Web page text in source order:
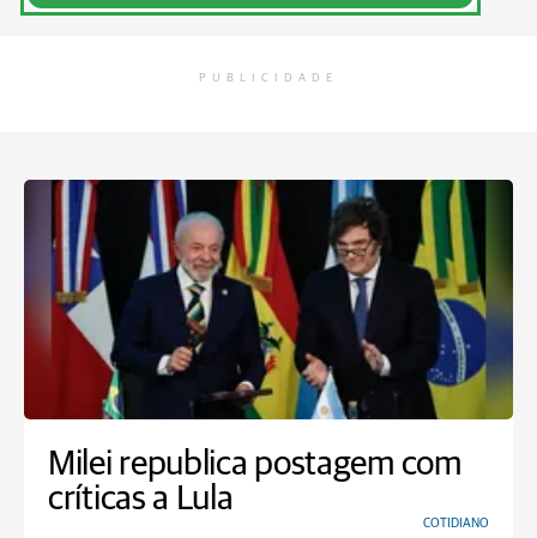
PUBLICIDADE
Milei republica postagem com
críticas a Lula
COTIDIANO